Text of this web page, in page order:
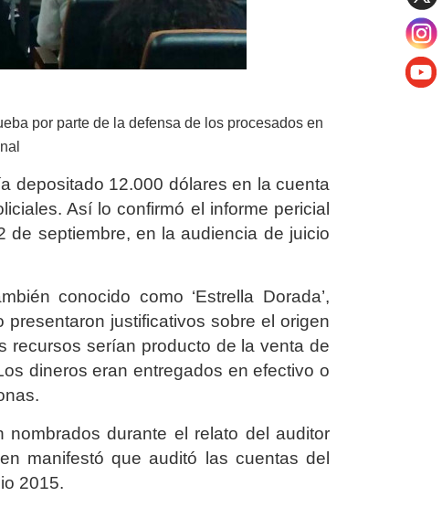
por parte de la defensa de los procesados en
depositado 12.000 dólares en la cuenta
Así lo confirmó el informe pericial
de septiembre, en la audiencia de juicio
conocido como ‘Estrella Dorada’,
justificativos sobre el origen
recursos serían producto de la venta de
dineros eran entregados en efectivo o
durante el relato del auditor
manifestó que auditó las cuentas del
2015.